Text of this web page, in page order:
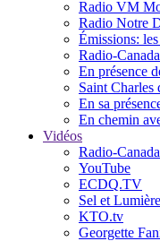
Radio VM
Radio Notre
Émissions:
Radio-Canada
En présence
Saint Charles
En sa
En chemin
Vidéos
Radio-Canada
YouTube
ECDQ.TV
Sel et Lumière
KTO.tv
Georgette